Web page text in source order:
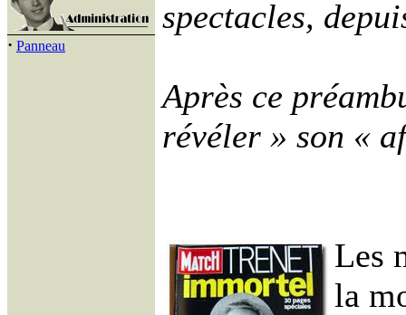
· Panneau
spectacles,
Après ce
révéler » son «
Les
la